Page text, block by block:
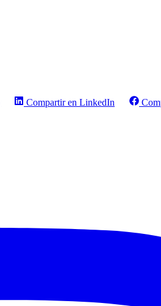
Compartir en LinkedIn